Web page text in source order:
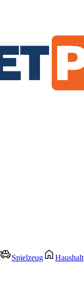
Spielzeug Haushalt